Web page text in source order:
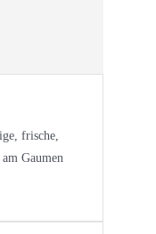
frische,
Gaumen